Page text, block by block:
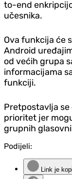
to-end
učesnika.
Ova funkcija će
Android
od većih grupa
informacijama
funkciji.
Pretpostavlja se
prioritet jer
grupnih
Podijeli:
Link je